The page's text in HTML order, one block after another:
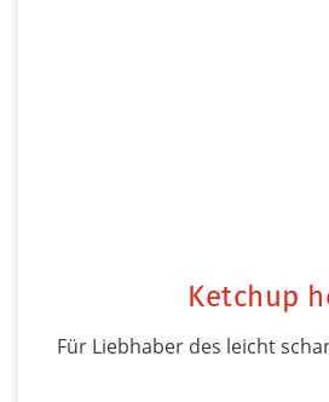
Ketchup
Für Liebhaber des leicht